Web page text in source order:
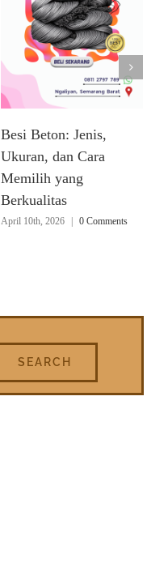
Besi Beton: Jenis,
Ukuran, dan Cara
Memilih yang
Berkualitas
April 10th, 2026 | 0 Comments
SEARCH